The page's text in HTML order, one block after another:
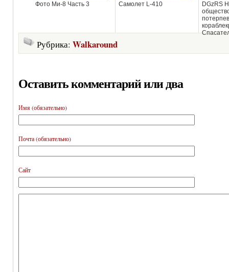
Фото Ми-8 Часть 3 Самолет L-410
DGzRS
Рубрика: Walkaround
Оставить комментарий или два
Имя (обязательно)
Почта (обязательно)
Сайт